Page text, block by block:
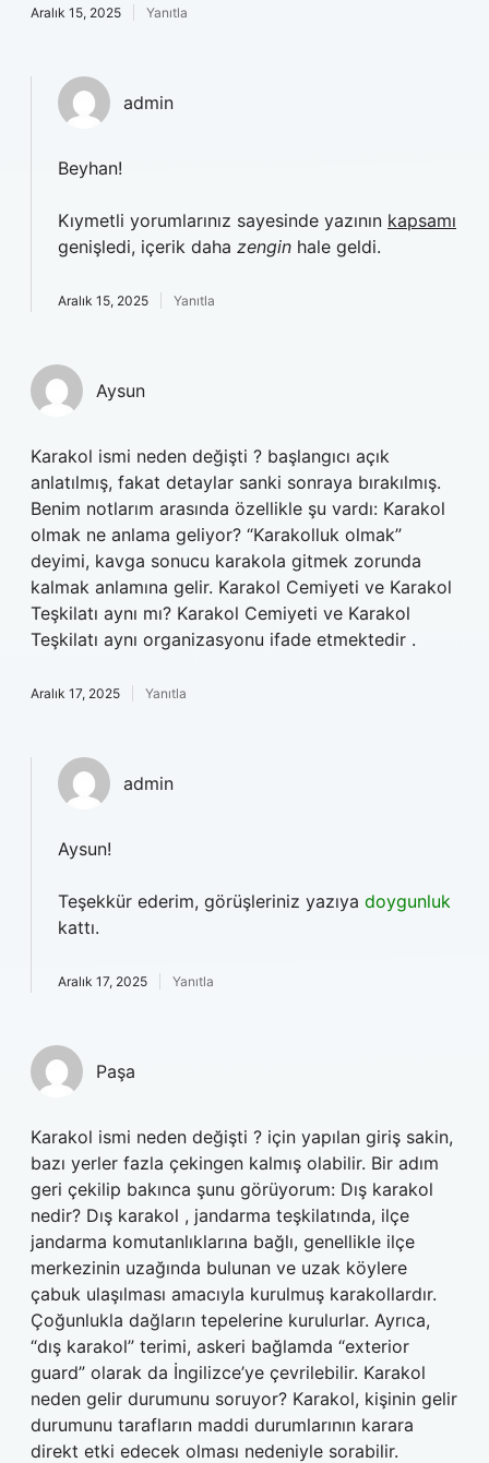
Aralık 15, 2025 Yanıtla
admin
Beyhan!
Kıymetli yorumlarınız sayesinde yazının kapsamı
genişledi, içerik daha zengin hale geldi.
Aralık 15, 2025 Yanıtla
Aysun
Karakol ismi neden değişti ? başlangıcı açık
anlatılmış, fakat detaylar sanki sonraya bırakılmış.
Benim notlarım arasında özellikle şu vardı: Karakol
olmak ne anlama geliyor? “Karakolluk olmak”
deyimi, kavga sonucu karakola gitmek zorunda
kalmak anlamına gelir. Karakol Cemiyeti ve Karakol
Teşkilatı aynı mı? Karakol Cemiyeti ve Karakol
Teşkilatı aynı organizasyonu ifade etmektedir .
Aralık 17, 2025 Yanıtla
admin
Aysun!
Teşekkür ederim, görüşleriniz yazıya doygunluk
kattı.
Aralık 17, 2025 Yanıtla
Paşa
Karakol ismi neden değişti ? için yapılan giriş sakin,
bazı yerler fazla çekingen kalmış olabilir. Bir adım
geri çekilip bakınca şunu görüyorum: Dış karakol
nedir? Dış karakol , jandarma teşkilatında, ilçe
jandarma komutanlıklarına bağlı, genellikle ilçe
merkezinin uzağında bulunan ve uzak köylere
çabuk ulaşılması amacıyla kurulmuş karakollardır.
Çoğunlukla dağların tepelerine kurulurlar. Ayrıca,
“dış karakol” terimi, askeri bağlamda “exterior
guard” olarak da İngilizce’ye çevrilebilir. Karakol
neden gelir durumunu soruyor? Karakol, kişinin gelir
durumunu tarafların maddi durumlarının karara
direkt etki edecek olması nedeniyle sorabilir.